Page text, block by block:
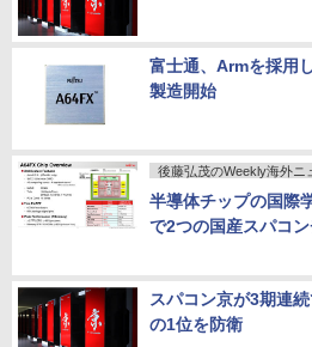
富士通、Armを採用
製造開始
後藤弘茂のWeekly海外ニ
半導体チップの国際
で2つの国産スパコ
スパコン京が3期連
の1位を防衛